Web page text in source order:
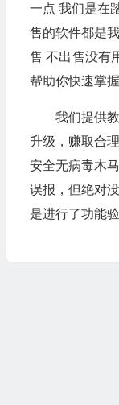
一点 我们是在
售的软件都是
售 不出售没有
帮助你快速掌
我们提供
升级，赚取合
安全无病毒木
误报，但绝对
是进行了功能